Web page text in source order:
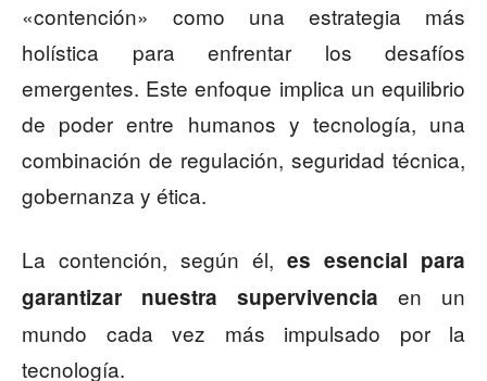
«contención» como una estrategia más
holística para enfrentar los desafíos
emergentes. Este enfoque implica un equilibrio
de poder entre humanos y tecnología, una
combinación de regulación, seguridad técnica,
gobernanza y ética.
La contención, según él, es esencial para
garantizar nuestra supervivencia en un
mundo cada vez más impulsado por la
tecnología.